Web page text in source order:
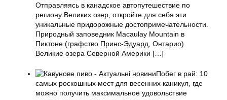
Отправляясь в канадское автопутешествие по
региону Великих озер, откройте для себя эти
уникальные придорожные достопримечательности.
Природный заповедник Macaulay Mountain в
Пиктоне (графство Принс-Эдуард, Онтарио)
Великие озера Северной Америки […]
Побег в рай: 10
самых роскошных мест для весенних каникул, где
можно получить максимальное удовольствие